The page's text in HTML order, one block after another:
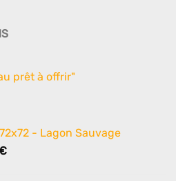
prêt à offrir"
- Lagon Sauvage
Le